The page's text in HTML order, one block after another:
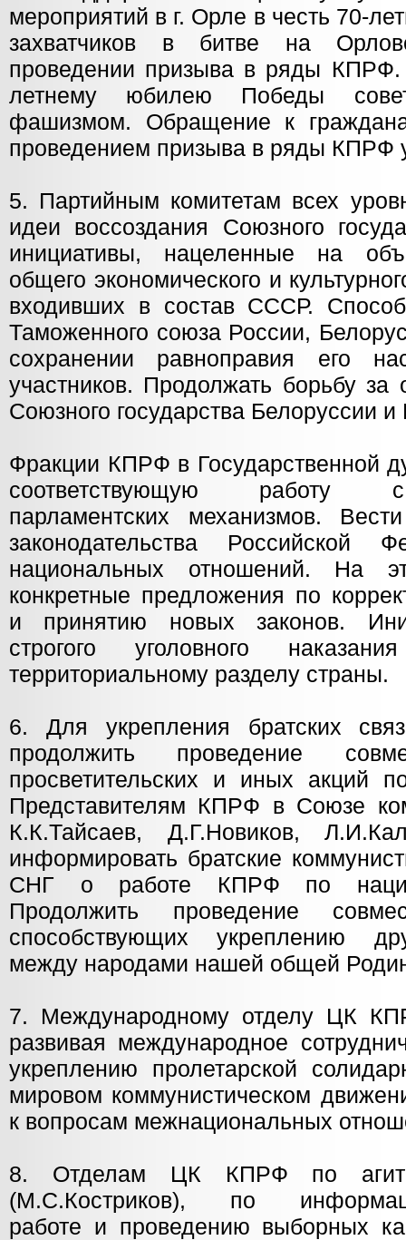
мероприятий в г. Орле в честь 70-
захватчиков в битве на
проведении призыва в ряды КПРФ.
летнему юбилею Победы
фашизмом. Обращение к
проведением призыва в ряды КПРФ
5. Партийным комитетам всех
идеи воссоздания Союзного
инициативы, нацеленные на
общего экономического и
входивших в состав СССР.
Таможенного союза России,
сохранении равноправия его
участников. Продолжать борьбу за
Союзного государства Белоруссии и
Фракции КПРФ в Государственной
соответствующую работу
парламентских механизмов.
законодательства
национальных отношений. На
конкретные предложения по
и принятию новых законов.
строгого уголовного
территориальному разделу страны.
6. Для укрепления братских
продолжить проведение
просветительских и иных
Представителям КПРФ в Союзе
К.К.Тайсаев, Д.Г.Новиков,
информировать братские
СНГ о работе КПРФ по
Продолжить проведение
способствующих укреплению
между народами нашей общей
7. Международному отделу ЦК
развивая международное
укреплению пролетарской
мировом коммунистическом
к вопросам межнациональных
8. Отделам ЦК КПРФ по
(М.С.Костриков), по
работе и проведению выборных